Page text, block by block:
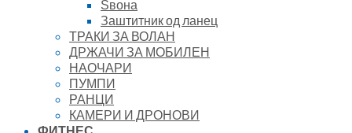
Ѕвона
Заштитник од ланец
ТРАКИ ЗА ВОЛАН
ДРЖАЧИ ЗА МОБИЛЕН
НАОЧАРИ
ПУМПИ
РАНЦИ
КАМЕРИ И ДРОНОВИ